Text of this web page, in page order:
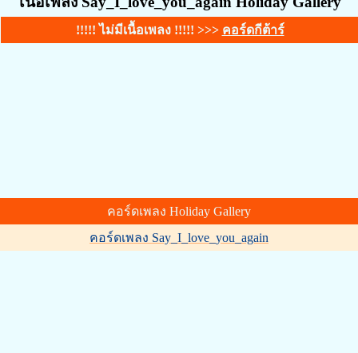
!!!!! ไม่มีเนื้อเพลง !!!!! >>> คอร์ดกีต้าร์
คอร์ดเพลง Holiday Gallery
คอร์ดเพลง Say_I_love_you_again